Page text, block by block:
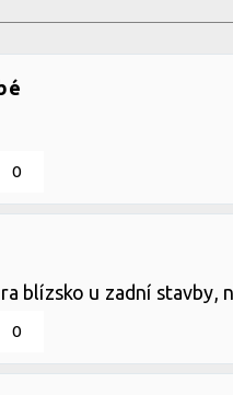
0
blízsko u zadní stavby,
0